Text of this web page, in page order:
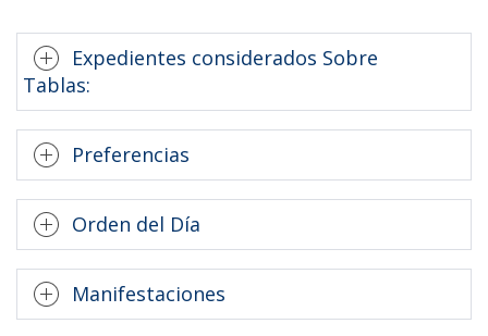
Expedientes considerados Sobre
Tablas:
Preferencias
Orden del Día
Manifestaciones